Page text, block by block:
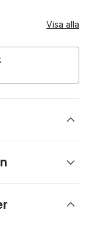
Visa alla